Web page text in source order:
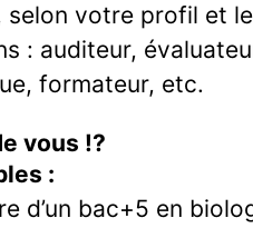
selon votre profil et
: auditeur,
formateur, etc.
vous !?
:
d’un bac+5 en